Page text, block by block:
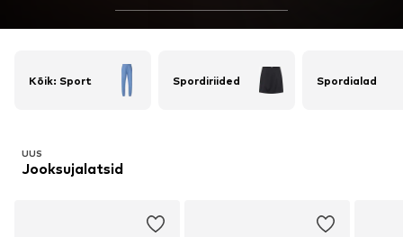
Kõik: Sport Spordiriided Spordialad
UUS
Jooksujalatsid